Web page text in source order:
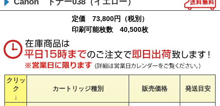
定価 73,800円（税別）
印刷可能枚数 40,500枚
クリッ
ク
↓
カートリッジ種別 販売価格 発送目安